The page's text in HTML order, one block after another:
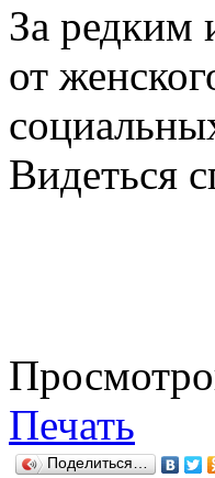
За редким
от
Видеться
Печать
Поделиться…